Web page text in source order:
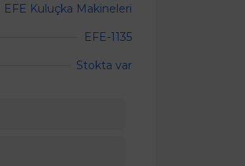
EFE Kuluçka Makineleri
EFE-1135
Stokta var